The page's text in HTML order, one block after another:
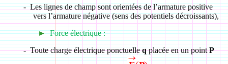
- Les lignes de champ sont orientées de l’armature positive
vers l’armature négative (sens des potentiels décroissants),
► Force électrique :
- Toute charge électrique ponctuelleqplacée en un pointP